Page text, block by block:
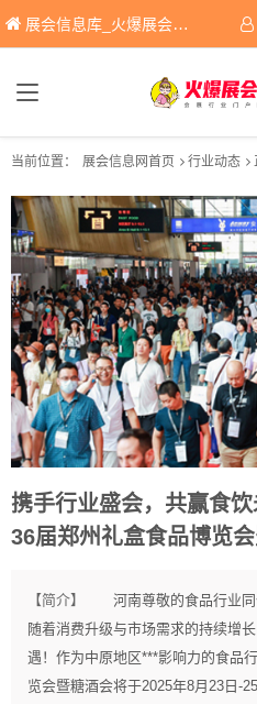
展会信息库_火爆展会网免费展会信息查询平台，提供专业会展服务！
当前位置： 展会信息网首页 行业动态
携手行业盛会，共赢食
36届郑州礼盒食品博览
【简介】
河南尊敬的食品行业
随着消费升级与市场需求的持续增
遇！作为中原地区***影响力的食品
览会暨糖酒会将于2025年8月23日-